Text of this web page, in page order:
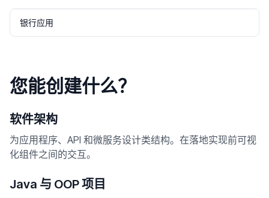
银行应用
您能创建什么？
软件架构
为应用程序、API 和微服务设计类结构。在落地实现前可视
化组件之间的交互。
Java 与 OOP 项目